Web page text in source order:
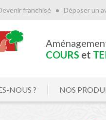
franchisé Déposer un
COURS et
NOUS ? NOS